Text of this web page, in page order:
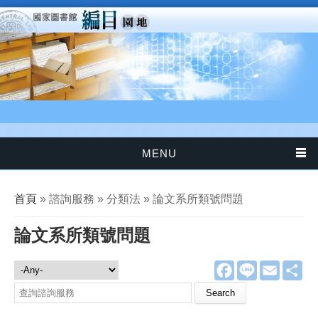
移至主內容
MENU
您在這裡
首頁 » 諮詢服務 » 分類法 » 論文系所類號問題
論文系所類號問題
F
a
e
L
E
m
諮詢服務
Search this site